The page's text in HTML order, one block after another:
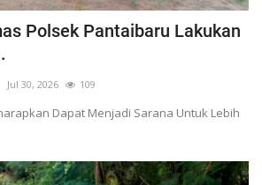
Polsek Pantaibaru Lakukan
Jul 30, 2026 109
Dapat Menjadi Sarana Untuk Lebih